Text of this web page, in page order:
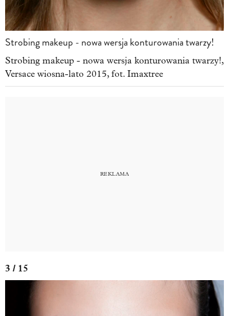
Strobing makeup - nowa wersja konturowania twarzy!
Strobing makeup - nowa wersja konturowania twarzy!,
Versace wiosna-lato 2015, fot. Imaxtree
3 / 15